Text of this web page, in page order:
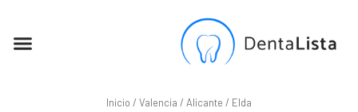
Inicio / Valencia / Alicante / Elda